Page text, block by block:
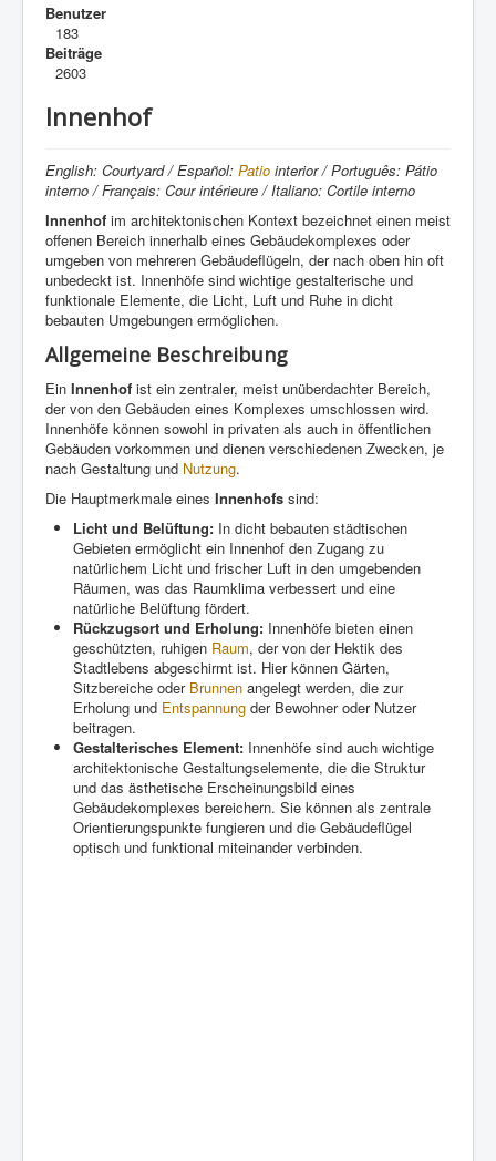
Benutzer
183
Beiträge
2603
Innenhof
English: Courtyard / Español: Patio interior / Português: Pátio
interno / Français: Cour intérieure / Italiano: Cortile interno
Innenhof im architektonischen Kontext bezeichnet einen meist
offenen Bereich innerhalb eines Gebäudekomplexes oder
umgeben von mehreren Gebäudeflügeln, der nach oben hin oft
unbedeckt ist. Innenhöfe sind wichtige gestalterische und
funktionale Elemente, die Licht, Luft und Ruhe in dicht
bebauten Umgebungen ermöglichen.
Allgemeine Beschreibung
Ein Innenhof ist ein zentraler, meist unüberdachter Bereich,
der von den Gebäuden eines Komplexes umschlossen wird.
Innenhöfe können sowohl in privaten als auch in öffentlichen
Gebäuden vorkommen und dienen verschiedenen Zwecken, je
nach Gestaltung und Nutzung.
Die Hauptmerkmale eines Innenhofs sind:
Licht und Belüftung: In dicht bebauten städtischen
Gebieten ermöglicht ein Innenhof den Zugang zu
natürlichem Licht und frischer Luft in den umgebenden
Räumen, was das Raumklima verbessert und eine
natürliche Belüftung fördert.
Rückzugsort und Erholung: Innenhöfe bieten einen
geschützten, ruhigen Raum, der von der Hektik des
Stadtlebens abgeschirmt ist. Hier können Gärten,
Sitzbereiche oder Brunnen angelegt werden, die zur
Erholung und Entspannung der Bewohner oder Nutzer
beitragen.
Gestalterisches Element: Innenhöfe sind auch wichtige
architektonische Gestaltungselemente, die die Struktur
und das ästhetische Erscheinungsbild eines
Gebäudekomplexes bereichern. Sie können als zentrale
Orientierungspunkte fungieren und die Gebäudeflügel
optisch und funktional miteinander verbinden.